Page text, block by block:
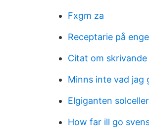
Fxgm za
Receptarie på
Citat om skrivande
Minns inte vad jag
Elgiganten solceller
How far ill go